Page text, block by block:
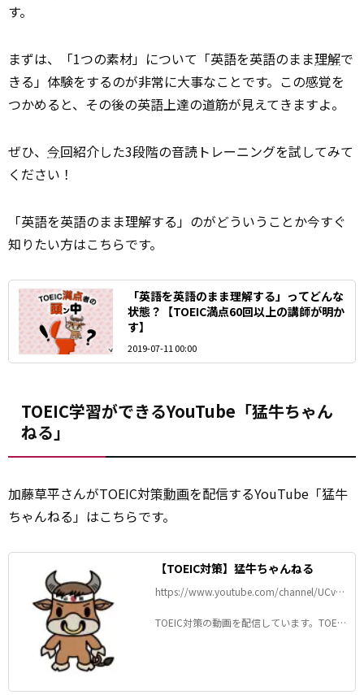
す。
まずは、「1つの素材」について「英語を英語のまま理解で
きる」体験をするのが非常に大事なことです。この感覚を
つかめると、その後の英語上達の道筋が見えてきますよ。
ぜひ、 今回紹介した3段階の音読トレーニングを試してみて
ください！
「英語を英語のまま理解する」のがどういうことか今すぐ
知りたい方はこちらです。
「英語を英語のまま理解する」ってどんな
状態？【TOEIC満点60回以上の講師が明か
す】
2019-07-11 00:00
TOEIC学習ができるYouTube「猛牛ちゃん
ねる」
加藤草平さんがTOEIC対策動画を配信するYouTube「猛牛
ちゃんねる」はこちらです。
【TOEIC対策】猛牛ちゃんねる
https://www.youtube.com/channel/UCv8
TOEIC対策の動画を配信しています。TOEIC